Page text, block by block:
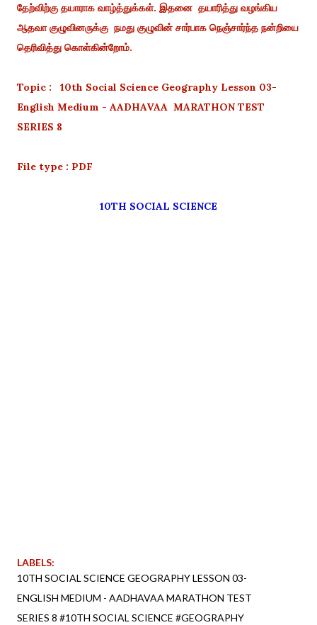
தேற்விற்கு தயாராக வாழ்த்துக்கள். இதனை தயாரித்து வழங்கிய
ஆதவா குழுவினருக்கு நமது குழுவின் சார்பாக நெஞ்சார்ந்த நன்றியை
தெரிவித்து கொள்கின்றோம்.
Topic : 10th Social Science Geography Lesson 03-
English Medium - AADHAVAA MARATHON TEST
SERIES 8
File type : PDF
10TH SOCIAL SCIENCE
LABELS:
10TH SOCIAL SCIENCE GEOGRAPHY LESSON 03-
ENGLISH MEDIUM - AADHAVAA MARATHON TEST
SERIES 8 #10TH SOCIAL SCIENCE #GEOGRAPHY